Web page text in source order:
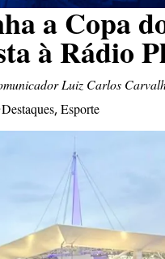
a Copa
à Rádio
Luiz Carlos
Destaques, Esporte